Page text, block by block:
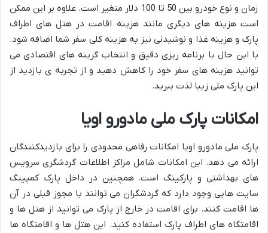
زمان و نوع خودرو بین 50 تا 100 دلار متغیر است. علاوه بر این ممکن
است هزینه های دیگری مانند هزینه اقامت در هتل های اطراف
پارک و هزینه غذا و نوشیدنی نیز به هزینه کلی سفر شما اضافه شود.
با این حال با برنامه ریزی دقیق و انتخاب گزینه های اقتصادی می
توانید هزینه های سفر خود را کاهش دهید و از تجربه ی بازدید از
این پارک ملی زیبا لذت ببرید.
امکانات پارک ملی مادورو اویا
پارک ملی مادورو اویا امکانات رفاهی محدودی را برای بازدیدکنندگان
ارائه می دهد. این امکانات شامل مراکز اطلاعات گردشگری سرویس
های بهداشتی و پارکینگ است. همچنین در داخل پارک کمپینگ
سایت هایی وجود دارد که گردشگران می توانند با مجوز قبلی در آن
ها اقامت کنند. برای اقامت در خارج از پارک می توانید از هتل ها و
اقامتگاه های اطراف پارک استفاده کنید. این هتل ها و اقامتگاه ها